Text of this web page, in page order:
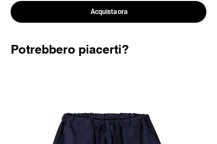
Acquista ora
Potrebbero piacerti?